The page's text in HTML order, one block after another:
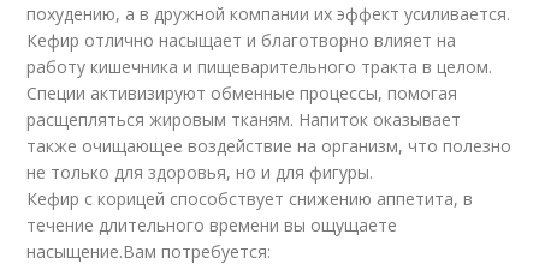
похудению, а в дружной компании их эффект усиливается.
Кефир отлично насыщает и благотворно влияет на
работу кишечника и пищеварительного тракта в целом.
Специи активизируют обменные процессы, помогая
расщепляться жировым тканям. Напиток оказывает
также очищающее воздействие на организм, что полезно
не только для здоровья, но и для фигуры.
Кефир с корицей способствует снижению аппетита, в
течение длительного времени вы ощущаете
насыщение.Вам потребуется: